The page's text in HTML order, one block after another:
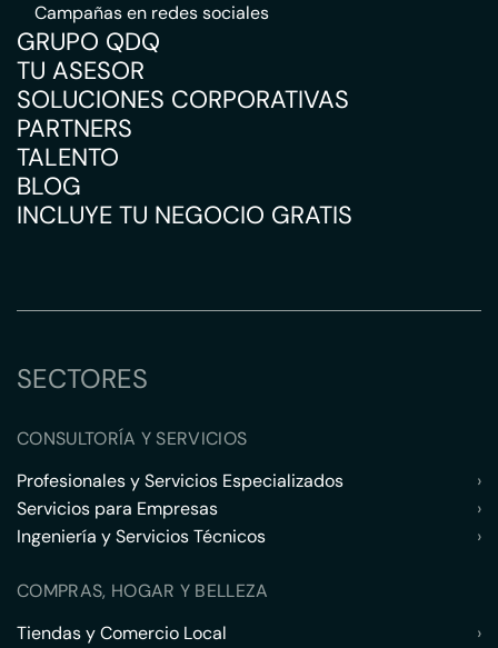
Campañas en redes sociales
GRUPO QDQ
TU ASESOR
SOLUCIONES CORPORATIVAS
PARTNERS
TALENTO
BLOG
INCLUYE TU NEGOCIO GRATIS
SECTORES
CONSULTORÍA Y SERVICIOS
Profesionales y Servicios Especializados
›
Servicios para Empresas
›
Ingeniería y Servicios Técnicos
›
COMPRAS, HOGAR Y BELLEZA
Tiendas y Comercio Local
›